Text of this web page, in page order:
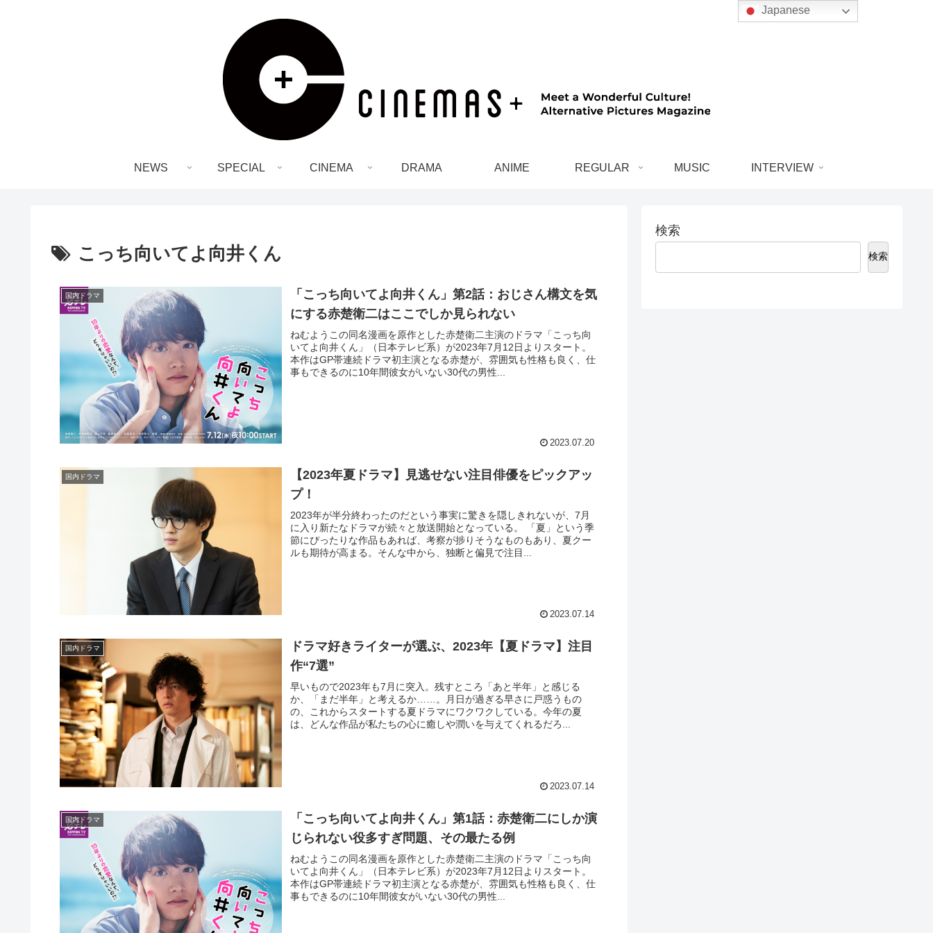
NEWS SPECIAL CINEMA DRAMA ANIME REGULAR MUSIC INTERVIEW
こっち向いてよ向井くん
国内ドラマ
「こっち向いてよ向井くん」第2話：おじさん構文を気
にする赤楚衛二はここでしか見られない
ねむようこの同名漫画を原作とした赤楚衛二主演のドラマ「こっち向
いてよ向井くん」（日本テレビ系）が2023年7月12日よりスタート。
本作はGP帯連続ドラマ初主演となる赤楚が、雰囲気も性格も良く、仕
事もできるのに10年間彼女がいない30代の男性...
2023.07.20
国内ドラマ
【2023年夏ドラマ】見逃せない注目俳優をピックアッ
プ！
2023年が半分終わったのだという事実に驚きを隠しきれないが、7月
に入り新たなドラマが続々と放送開始となっている。 「夏」という季
節にぴったりな作品もあれば、考察が捗りそうなものもあり、夏クー
ルも期待が高まる。そんな中から、独断と偏見で注目...
2023.07.14
国内ドラマ
ドラマ好きライターが選ぶ、2023年【夏ドラマ】注目
作“7選”
早いもので2023年も7月に突入。残すところ「あと半年」と感じる
か、「まだ半年」と考えるか……。月日が過ぎる早さに戸惑うもの
の、これからスタートする夏ドラマにワクワクしている。今年の夏
は、どんな作品が私たちの心に癒しや潤いを与えてくれるだろ...
2023.07.14
国内ドラマ
「こっち向いてよ向井くん」第1話：赤楚衛二にしか演
じられない役多すぎ問題、その最たる例
ねむようこの同名漫画を原作とした赤楚衛二主演のドラマ「こっち向
いてよ向井くん」（日本テレビ系）が2023年7月12日よりスタート。
本作はGP帯連続ドラマ初主演となる赤楚が、雰囲気も性格も良く、仕
事もできるのに10年間彼女がいない30代の男性...
検索
検索
Japanese